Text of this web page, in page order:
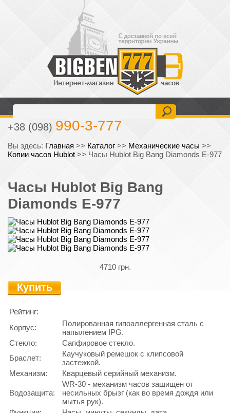
+38 (093)
+38 (098) 990-3-777
Вы здесь: Главная >> Каталог >> Механические часы >>
Копии часов Hublot >> Часы Hublot Big Bang Diamonds E-977
Часы Hublot Big Bang
Diamonds E-977
4710 грн.
Купить
Рейтинг:
Корпус:
Полированная гипоаллергенная сталь с
напылением IPG.
Стекло:
Сапфировое стекло.
Браслет:
Каучуковый ремешок с клипсовой
застежкой.
Механизм:
Кварцевый серийный механизм.
Водозащита:
WR-30 - механизм часов защищен от
несильных брызг (как во время дождя или
мытья рук).